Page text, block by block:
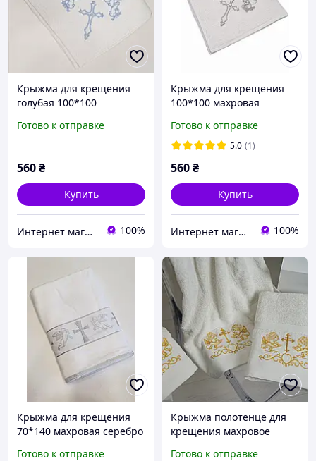
Крыжма для крещения
голубая 100*100
Готово к отправке
560₴
Купить
Интернет магазин тканин "Улюблена Постіль" 100%
Крыжма для крещения
100*100 махровая
Готово к отправке
5.0 (1)
560₴
Купить
Интернет магазин тканин "Улюблена Постіль" 100%
Крыжма для крещения
70*140 махровая серебро
Готово к отправке
Крыжма полотенце для
крещения махровое
Готово к отправке